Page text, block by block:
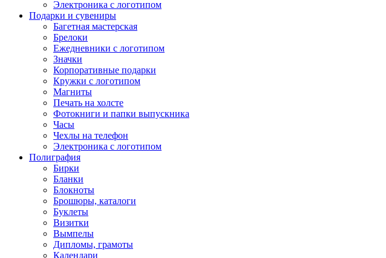
Электроника с логотипом
Подарки и сувениры
Багетная мастерская
Брелоки
Ежедневники с логотипом
Значки
Корпоративные подарки
Кружки с логотипом
Магниты
Печать на холсте
Фотокниги и папки выпускника
Часы
Чехлы на телефон
Электроника с логотипом
Полиграфия
Бирки
Бланки
Блокноты
Брошюры, каталоги
Буклеты
Визитки
Вымпелы
Дипломы, грамоты
Календари